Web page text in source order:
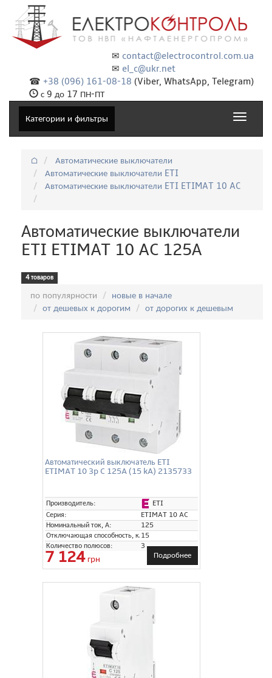
✉ contact@electrocontrol.com.ua
✉ el_c@ukr.net
☎ +38 (096) 161-08-18 (Viber, WhatsApp, Telegram)
с 9 до 17 ПН-ПТ
Категории и фильтры
Toggle
⌂
Автоматические выключатели
Автоматические выключатели ETI
Автоматические выключатели ETI ETIMAT 10 AC
Автоматические выключатели
ETI ETIMAT 10 AC 125А
4 товаров
по популярности
новые в начале
от дешевых к дорогим
от дорогих к дешевым
Автоматический выключатель ETI
ETIMAT 10 3p C 125A (15 kA) 2135733
Производитель:
ETI
Серия:
ETIMAT 10 AC
Номинальный ток, А:
125
Отключающая способность, кА:15
Количество полюсов:
3
7 124грн Подробнее